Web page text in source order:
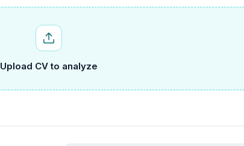
Upload CV to analyze